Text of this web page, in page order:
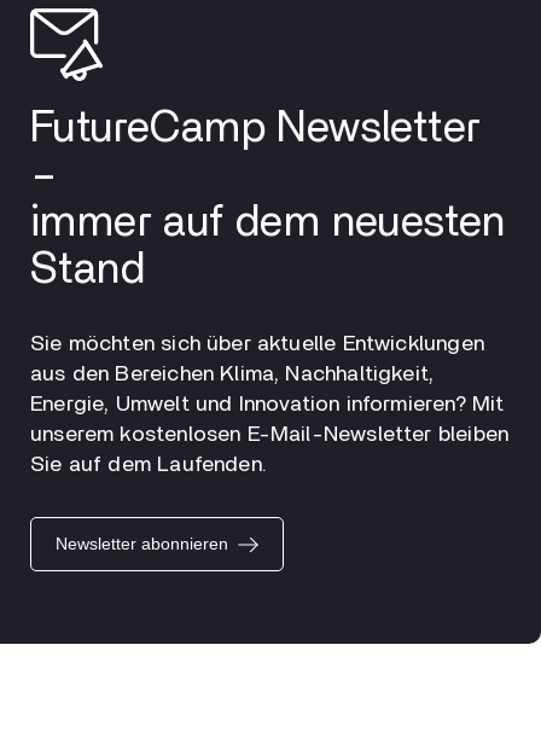
FutureCamp Newsletter
–
immer auf dem neuesten
Stand
Sie möchten sich über aktuelle Entwicklungen
aus den Bereichen Klima, Nachhaltigkeit,
Energie, Umwelt und Innovation informieren? Mit
unserem kostenlosen E-Mail-Newsletter bleiben
Sie auf dem Laufenden.
Newsletter abonnieren